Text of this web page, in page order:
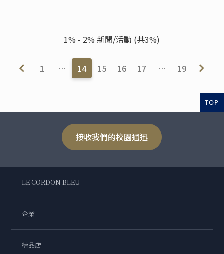
1% - 2% 新聞/活動 (共3%)
1 … 14 15 16 17 … 19
TOP
接收我們的校園通迅
LE CORDON BLEU
企業
精品店